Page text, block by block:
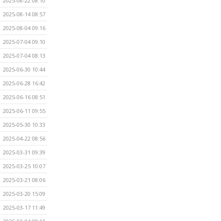
2025-08-14 08:57
2025-08-04 09:16
2025-07-04 09:10
2025-07-04 08:13
2025-06-30 10:44
2025-06-28 16:42
2025-06-16 08:51
2025-06-11 09:55
2025-05-30 10:33
2025-04-22 08:56
2025-03-31 09:39
2025-03-25 10:07
2025-03-21 08:06
2025-03-20 15:09
2025-03-17 11:49